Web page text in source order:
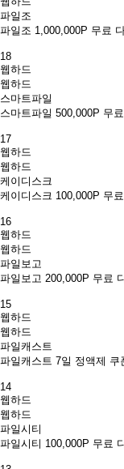
파일조
파일조 1,000,000P 무료
18
웹하드
웹하드
스마트파일
스마트파일 500,000P 무
17
웹하드
웹하드
케이디스크
케이디스크 100,000P 무
16
웹하드
웹하드
파일보고
파일보고 200,000P 무료
15
웹하드
웹하드
파일캐스트
파일캐스트 7일 정액제 쿠
14
웹하드
웹하드
파일시티
파일시티 100,000P 무료